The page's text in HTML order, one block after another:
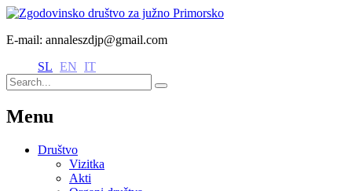
E-mail: annaleszdjp@gmail.com
SL EN IT
Menu
Društvo
Vizitka
Akti